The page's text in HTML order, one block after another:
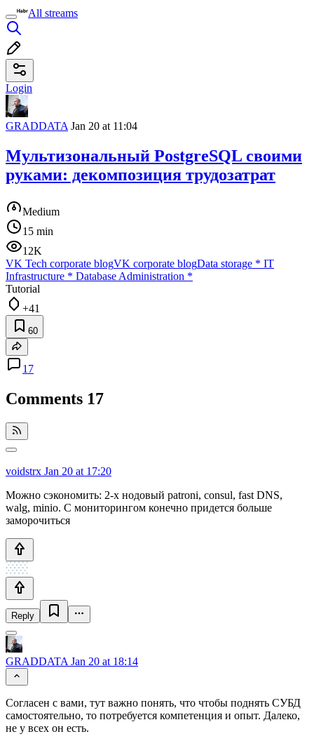
All streams
Login
GRADDATA Jan 20 at 11:04
Мультизональный PostgreSQL своими
руками: декомпозиция трудозатрат
Medium
15 min
12K
VK Tech corporate blogVK corporate blogData storage * IT
Infrastructure * Database Administration *
Tutorial
+41
60
17
Comments 17
voidstrx Jan 20 at 17:20
Можно сэкономить: 2-х нодовый patroni, consul, fast DNS,
walg, minio. С мониторингом конечно придется больше
заморочиться
Reply
GRADDATA Jan 20 at 18:14
Согласен с вами, тут важно понять, что чтобы поднять СУБД
самостоятельно, то потребуется компетенция и опыт. Далеко,
не у всех он есть.